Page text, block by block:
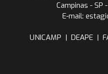
Campinas - SP
E-mail:
UNICAMP | DEAPE |